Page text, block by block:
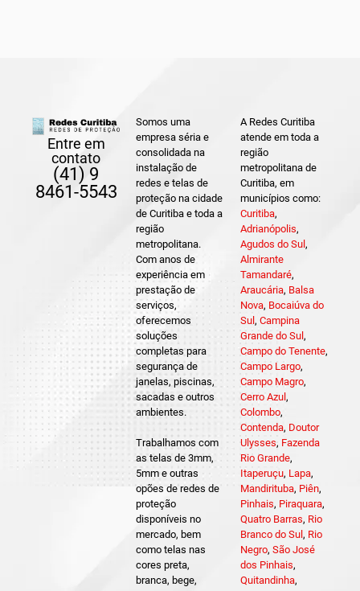
Entre em
contato
(41) 9
8461-5543
Somos uma
empresa séria e
consolidada na
instalação de
redes e telas de
proteção na cidade
de Curitiba e toda a
região
metropolitana.
Com anos de
experiência em
prestação de
serviços,
oferecemos
soluções
completas para
segurança de
janelas, piscinas,
sacadas e outros
ambientes.
Trabalhamos com
as telas de 3mm,
5mm e outras
opões de redes de
proteção
disponíveis no
mercado, bem
como telas nas
cores preta,
branca, bege,
A Redes Curitiba
atende em toda a
região
metropolitana de
Curitiba, em
municípios como:
Curitiba,
Adrianópolis,
Agudos do Sul ,
Almirante
Tamandaré,
Araucária, Balsa
Nova, Bocaiúva do
Sul , Campina
Grande do Sul ,
Campo do Tenente,
Campo Largo,
Campo Magro,
Cerro Azul ,
Colombo,
Contenda, Doutor
Ulysses, Fazenda
Rio Grande,
Itaperuçu, Lapa,
Mandirituba, Piên,
Pinhais, Piraquara,
Quatro Barras, Rio
Branco do Sul , Rio
Negro, São José
dos Pinhais,
Quitandinha,